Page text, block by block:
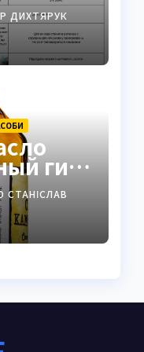
и
ДИХТЯРУК
гид
и
СТАНІСЛАВ